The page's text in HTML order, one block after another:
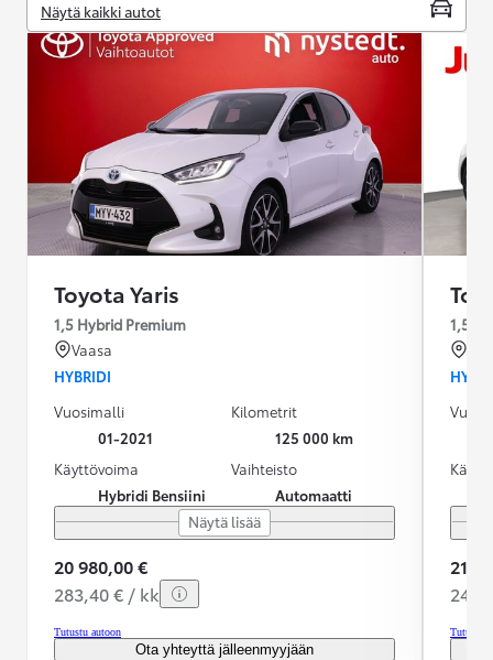
Näytä kaikki autot
Toyota Yaris
1,5 Hybrid Premium
Vaasa
HYBRIDI
Vuosimalli
01-2021
Kilometrit
125 000 km
Käyttövoima
Hybridi Bensiini
Vaihteisto
Automaatti
Näytä lisää
20 980,00 €
283,40 € / kk
Tutustu autoon
Ota yhteyttä jälleenmyyjään
1,5
21
Tutustu